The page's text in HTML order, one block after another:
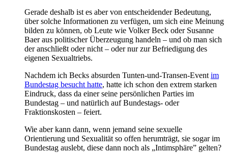
Gerade deshalb ist es aber von entscheidender Bedeutung,
über solche Informationen zu verfügen, um sich eine Meinung
bilden zu können, ob Leute wie Volker Beck oder Susanne
Baer aus politischer Überzeugung handeln – und ob man sich
der anschließt oder nicht – oder nur zur Befriedigung des
eigenen Sexualtriebs.
Nachdem ich Becks absurden Tunten-und-Transen-Eventim
Bundestag besucht hatte, hatte ich schon den extrem starken
Eindruck, dass da einer seine persönlichen Parties im
Bundestag – und natürlich auf Bundestags- oder
Fraktionskosten – feiert.
Wie aber kann dann, wenn jemand seine sexuelle
Orientierung und Sexualität so offen herumträgt, sie sogar im
Bundestag auslebt, diese dann noch als „Intimsphäre” gelten?